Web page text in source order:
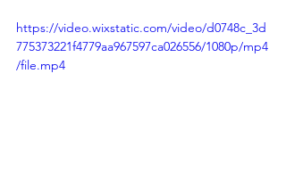
https://video.wixstatic.com/video/d0748c_3d
775373221f4779aa967597ca026556/1080p/mp4
/file.mp4